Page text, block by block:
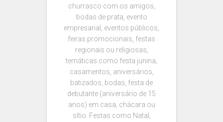
churrasco com os amigos,
bodas de prata, evento
empresarial, eventos públicos,
feiras promocionais, festas
regionais ou religiosas,
temáticas como festa junina,
casamentos, aniversários,
batizados, bodas, festa de
debutante (aniversário de 15
anos) em casa, chácara ou
sítio. Festas como Natal,